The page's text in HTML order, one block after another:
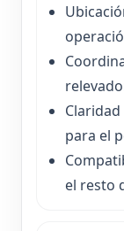
para el
el resto